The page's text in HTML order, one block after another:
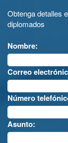
Obtenga detalles
diplomados
Nombre:
Correo
Número
Asunto: